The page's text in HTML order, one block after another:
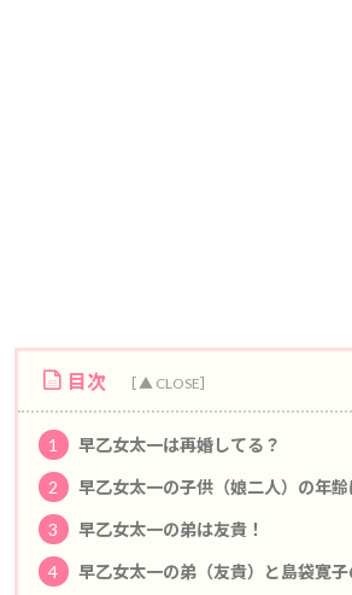
目次
1 早乙女太一は再婚してる？
2 早乙女太一の子供（娘二人）の年
3 早乙女太一の弟は友貴！
4 早乙女太一の弟（友貴）と島袋寛